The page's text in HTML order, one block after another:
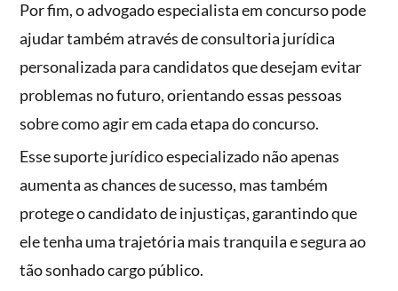
Por fim, o advogado especialista em concurso pode
ajudar também através de consultoria jurídica
personalizada para candidatos que desejam evitar
problemas no futuro, orientando essas pessoas
sobre como agir em cada etapa do concurso.
Esse suporte jurídico especializado não apenas
aumenta as chances de sucesso, mas também
protege o candidato de injustiças, garantindo que
ele tenha uma trajetória mais tranquila e segura ao
tão sonhado cargo público.